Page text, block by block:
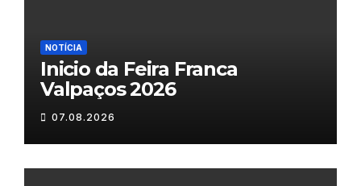
NOTÍCIA
Inicio da Feira Franca
Valpaços 2026
07.08.2026